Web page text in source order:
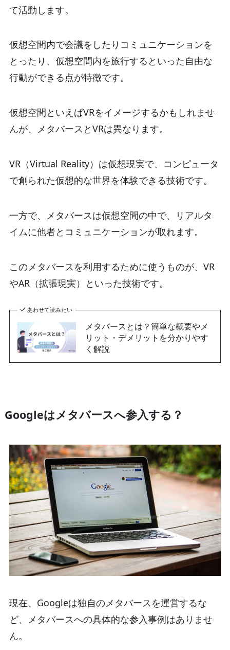
て活動します。
仮想空間内で会議をしたりコミュニケーションを
とったり、仮想空間内を旅行するといった自由な
行動ができる点が特徴です。
仮想空間といえばVRをイメージするかもしれませ
んが、メタバースとVRは異なります。
VR（Virtual Reality）は仮想現実で、コンピュータ
で創られた仮想的な世界を体験できる技術です。
一方で、メタバースは仮想空間の中で、リアルタ
イムに他者とコミュニケーションが取れます。
このメタバースを利用するために使うものが、VR
やAR（拡張現実）といった技術です。
あわせて読みたい
メタバースとは？簡単な概要やメ
リット・デメリットを分かりやす
く解説
Googleはメタバースへ参入する？
現在、Googleは独自のメタバースを運営するな
ど、メタバースへの具体的な参入事例はありませ
ん。